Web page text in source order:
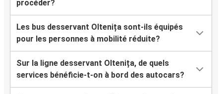
procéder?
Les bus desservant Oltenița sont-ils équipés
pour les personnes à mobilité réduite?
Sur la ligne desservant Oltenița, de quels
services bénéficie-t-on à bord des autocars?